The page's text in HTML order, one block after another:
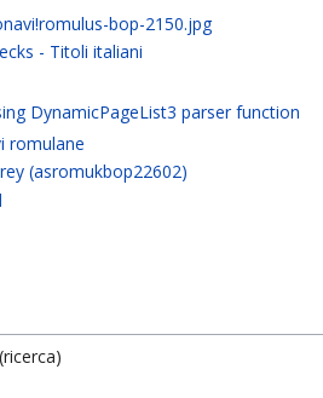
bop-2150.jpg
- Titoli italiani
DynamicPageList3 parser function
romulane
(asromukbop22602)